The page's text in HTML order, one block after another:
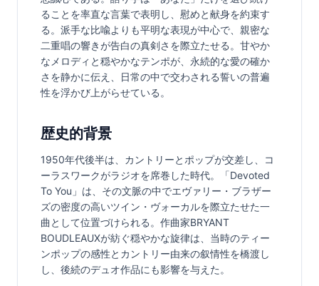
ることを率直な言葉で表明し、慰めと献身を約束す
る。派手な比喩よりも平明な表現が中心で、親密な
二重唱の響きが告白の真剣さを際立たせる。甘やか
なメロディと穏やかなテンポが、永続的な愛の確か
さを静かに伝え、日常の中で交わされる誓いの普遍
性を浮かび上がらせている。
歴史的背景
1950年代後半は、カントリーとポップが交差し、コ
ーラスワークがラジオを席巻した時代。「Devoted
To You」は、その文脈の中でエヴァリー・ブラザー
ズの密度の高いツイン・ヴォーカルを際立たせた一
曲として位置づけられる。作曲家BRYANT
BOUDLEAUXが紡ぐ穏やかな旋律は、当時のティー
ンポップの感性とカントリー由来の叙情性を橋渡し
し、後続のデュオ作品にも影響を与えた。